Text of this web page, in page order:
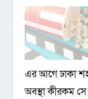
এর আগে ঢাকা
অবস্থা কীরকম সে